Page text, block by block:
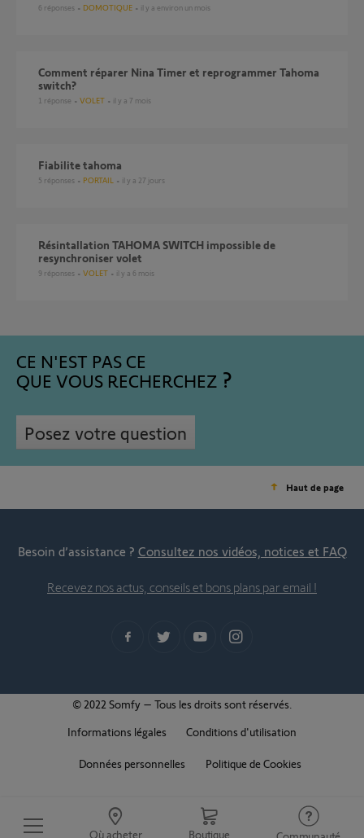
Où acheter Boutique
6 réponses DOMOTIQUE il y a environ un mois
Comment réparer Nina Timer et reprogrammer Tahoma
switch?
1 réponse VOLET il y a 7 mois
Fiabilite tahoma
5 réponses PORTAIL il y a 27 jours
Résintallation TAHOMA SWITCH impossible de
resynchroniser volet
9 réponses VOLET il y a 6 mois
CE N'EST PAS CE
QUE VOUS RECHERCHEZ
Posez votre question
Haut de page
Besoin d’assistance ? Consultez nos vidéos, notices et FAQ
Recevez nos actus, conseils et bons plans par email !
© 2022 Somfy – Tous les droits sont réservés.
Informations légales
Conditions d'utilisation
Données personnelles Politique de Cookies